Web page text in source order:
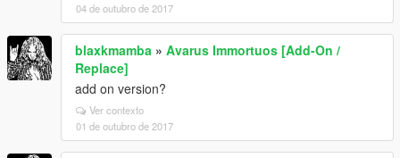
04 de outubro de 2017
blaxkmamba » Avarus Immortuos [Add-On /
Replace]
add on version?
Ver contexto
01 de outubro de 2017